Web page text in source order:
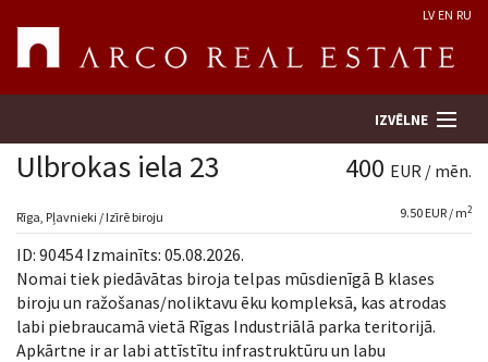
LV EN RU
IZVĒLNE
Meklēt īpašumu
Novērtēt īpašumu
Uzņēmums
Ulbrokas iela 23 400 EUR / mēn.
Rīga, Pļavnieki / Izīrē biroju 9.50 EUR / m2
ID: 90454 Izmainīts: 05.08.2026.
Nomai tiek piedāvātas biroja telpas mūsdienīgā B klases
biroju un ražošanas/noliktavu ēku kompleksā, kas atrodas
labi piebraucamā vietā Rīgas Industriālā parka teritorijā.
Apkārtne ir ar labi attīstītu infrastruktūru un labu